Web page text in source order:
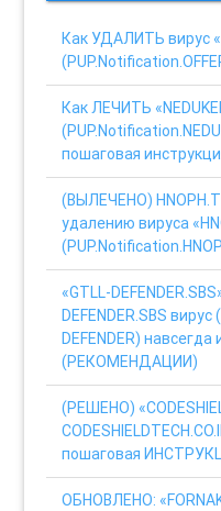
Как УДАЛИТЬ вирус
Как ЛЕЧИТЬ
пошаговая
(ВЫЛЕЧЕНО)
удалению вируса
«GTLL-
DEFENDER.SBS
DEFENDER)
(РЕКОМЕНДАЦИИ)
(РЕШЕНО)
пошаговая
ОБНОВЛЕНО: